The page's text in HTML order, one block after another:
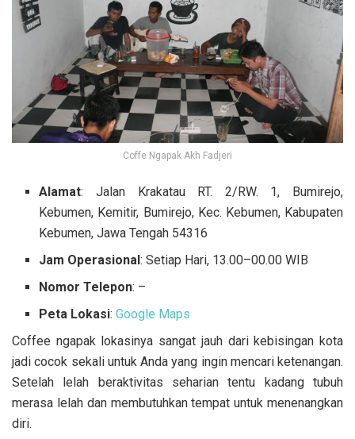
Coffe Ngapak Akh Fadjeri
Alamat: Jalan Krakatau RT. 2/RW. 1, Bumirejo,
Kebumen, Kemitir, Bumirejo, Kec. Kebumen, Kabupaten
Kebumen, Jawa Tengah 54316
Jam Operasional: Setiap Hari, 13.00–00.00 WIB
Nomor Telepon: –
Peta Lokasi:Google Maps
Coffee ngapak lokasinya sangat jauh dari kebisingan kota
jadi cocok sekali untuk Anda yang ingin mencari ketenangan.
Setelah lelah beraktivitas seharian tentu kadang tubuh
merasa lelah dan membutuhkan tempat untuk menenangkan
diri.